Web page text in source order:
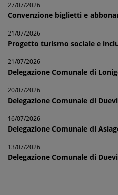
27/07/2026
Convenzione biglietti e
21/07/2026
Progetto turismo sociale e
21/07/2026
Delegazione Comunale di
20/07/2026
Delegazione Comunale di
16/07/2026
Delegazione Comunale di
13/07/2026
Delegazione Comunale di